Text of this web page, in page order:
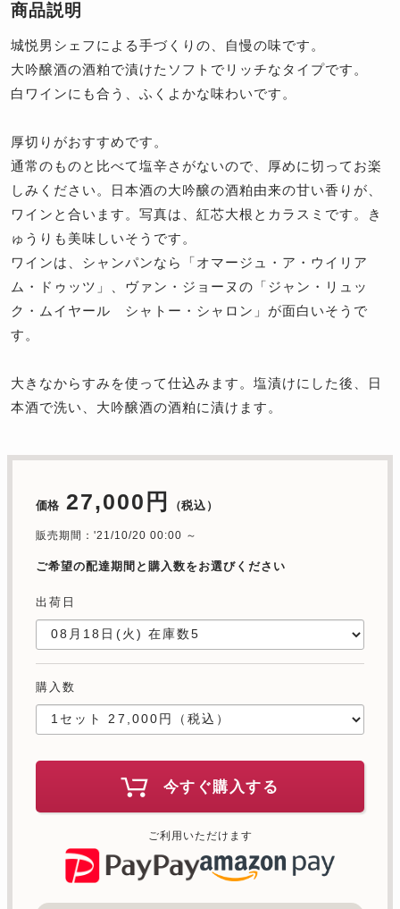
商品説明
城悦男シェフによる手づくりの、自慢の味です。
大吟醸酒の酒粕で漬けたソフトでリッチなタイプです。
白ワインにも合う、ふくよかな味わいです。
厚切りがおすすめです。
通常のものと比べて塩辛さがないので、厚めに切ってお楽
しみください。日本酒の大吟醸の酒粕由来の甘い香りが、
ワインと合います。写真は、紅芯大根とカラスミです。き
ゅうりも美味しいそうです。
ワインは、シャンパンなら「オマージュ・ア・ウイリア
ム・ドゥッツ」、ヴァン・ジョーヌの「ジャン・リュッ
ク・ムイヤール シャトー・シャロン」が面白いそうで
す。
大きなからすみを使って仕込みます。塩漬けにした後、日
本酒で洗い、大吟醸酒の酒粕に漬けます。
価格 27,000円 （税込）
販売期間：'21/10/20 00:00 ～
ご希望の配達期間と購入数をお選びください
出荷日
購入数
今すぐ購入する
ご利用いただけます